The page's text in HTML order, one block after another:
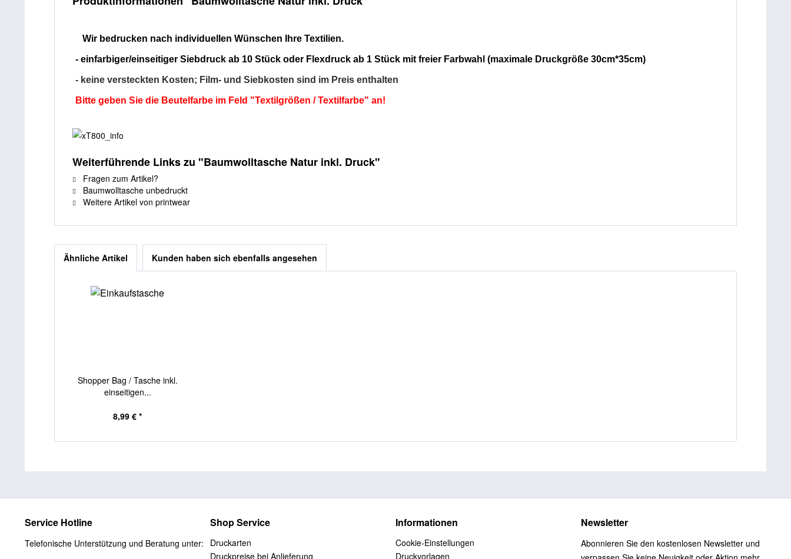
Wir bedrucken nach individuellen Wünschen Ihre Textilien.
- einfarbiger/einseitiger Siebdruck ab 10 Stück oder Flexdruck ab 1 Stück mit freier Farbwahl (maximale Druckgröße 30cm*35cm)
- keine versteckten Kosten; Film- und Siebkosten sind im Preis enthalten
Bitte geben Sie die Beutelfarbe im Feld "Textilgrößen / Textilfarbe" an!
Weiterführende Links zu "Baumwolltasche Natur inkl. Druck"
Fragen zum Artikel?
Baumwolltasche unbedruckt
Weitere Artikel von printwear
Ähnliche Artikel Kunden haben sich ebenfalls angesehen
Shopper Bag / Tasche inkl.
einseitigen...
8,99 € *
Service Hotline
Telefonische Unterstützung und Beratung unter:
Shop Service
Druckarten
Druckpreise bei Anlieferung
Informationen
Cookie-Einstellungen
Druckvorlagen
Newsletter
Abonnieren Sie den kostenlosen Newsletter und